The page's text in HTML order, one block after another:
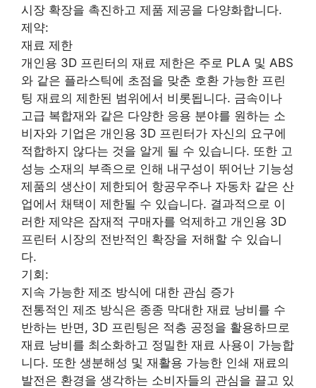
시장 확장을 촉진하고 제품 제공을 다양화합니다.
제약:
재료 제한
개인용 3D 프린터의 재료 제한은 주로 PLA 및 ABS
와 같은 플라스틱에 초점을 맞춘 호환 가능한 프린
팅 재료의 제한된 범위에서 비롯됩니다. 금속이나
고급 복합재와 같은 다양한 응용 분야를 원하는 소
비자와 기업은 개인용 3D 프린터가 자신의 요구에
적합하지 않다는 것을 알게 될 수 있습니다. 또한 고
성능 소재의 부족으로 인해 내구성이 뛰어난 기능성
제품의 생산이 제한되어 항공우주나 자동차 같은 산
업에서 채택이 제한될 수 있습니다. 결과적으로 이
러한 제약은 잠재적 구매자를 억제하고 개인용 3D
프린터 시장의 전반적인 확장을 저해할 수 있습니
다.
기회:
지속 가능한 제조 방식에 대한 관심 증가
전통적인 제조 방식은 종종 막대한 재료 낭비를 수
반하는 반면, 3D 프린팅은 적층 공정을 활용하므로
재료 낭비를 최소화하고 정밀한 재료 사용이 가능합
니다. 또한 생분해성 및 재활용 가능한 인쇄 재료의
발전은 환경을 생각하는 소비자들의 관심을 끌고 있